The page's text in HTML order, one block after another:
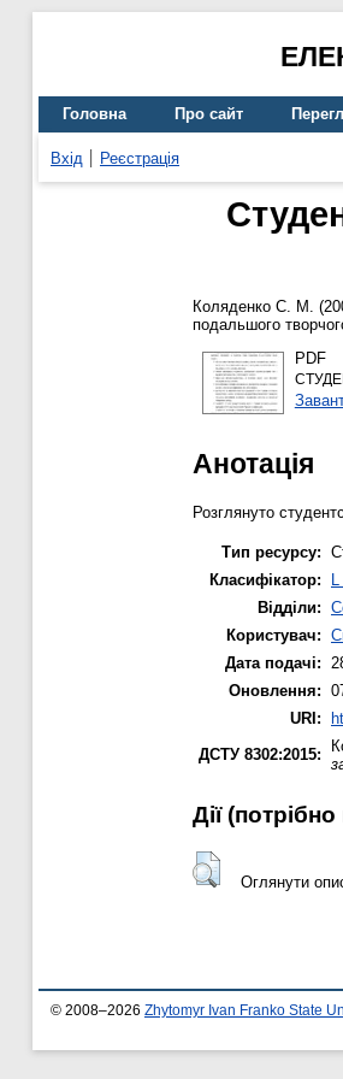
Головна Про сайт
Вхід Реєстрація
Коляденко С. М.
подальшого
PDF
Анотація
Розглянуто
Тип ресурсу:
Класифікатор:
L
Відділи:
Користувач:
Дата подачі:
Оновлення:
URI:
ДСТУ 8302:2015:
Дії
Оглянути
© 2008–2026 Zhytomyr Ivan Franko State